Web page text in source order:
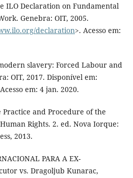
ILO Declaration on Fundamental
Genebra: OIT, 2005.
declaration>. Acesso em:
slavery: Forced Labour and
OIT, 2017. Disponível em:
em: 4 jan. 2020.
Practice and Procedure of the
Rights. 2. ed. Nova Iorque:
2013.
PARA A EX-
vs. Dragoljub Kunarac,